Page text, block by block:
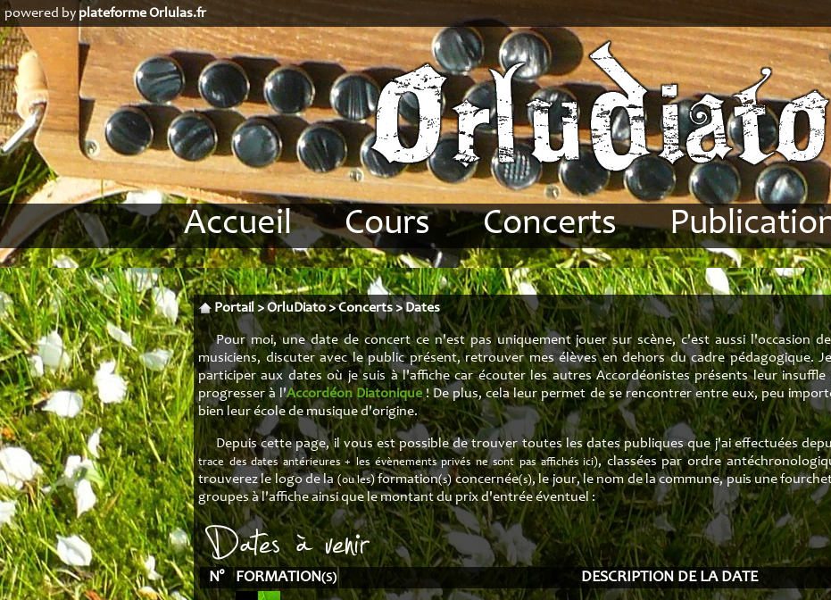
powered by plateforme Orlulas.fr
Accueil
Biographie
Revue de presse
Cours
Accordéon
Analyse
Conditions
Stages
Tablatures
Transcription
Concerts
Compositions
Dates
Disques
Groupes
Production
Articles
Méthode volume 1
Méthode volume 2
Recueil Breton
Recueil Chants de
Recueil Europe de
Recueil Folk
Recueil Irlandais
Recueil Musette
Recueil
Portail>OrluDiato>Concerts>Dates
Pour moi, une date de concert ce n'est pas uniquement jouer sur scène, c'est aussi l'occasion
musiciens, discuter avec le public présent, retrouver mes élèves en dehors du cadre pédagogique.
participer aux dates où je suis à l'affiche car écouter les autres Accordéonistes présents leur
progresser à l'Accordéon Diatonique ! De plus, cela leur permet de se rencontrer entre eux, peu
bien leur école de musique d'origine.
Depuis cette page, il vous est possible de trouver toutes les dates publiques que j'ai effectuées
trace des dates antérieures + les évènements privés ne sont pas affichés ici), classées par ordre
trouverez le logo de la (ou les)formation(s)concernée(s), le jour, le nom de la commune, puis une
groupes à l'affiche ainsi que le montant du prix d'entrée éventuel :
Dates à venir
N° FORMATION(S) DESCRIPTION DE LA DATE